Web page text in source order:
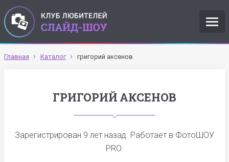
Главная Каталог григорий аксенов
ГРИГОРИЙ АКСЕНОВ
Зарегистрирован 9 лет назад. Работает в ФотоШОУ
PRO.